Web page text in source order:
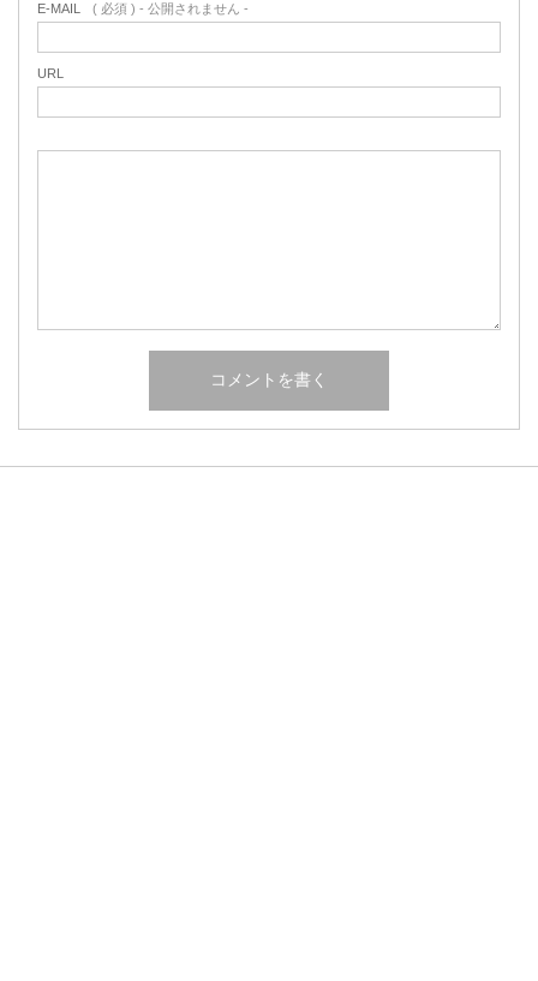
E-MAIL ( 必須 ) - 公開されません -
URL